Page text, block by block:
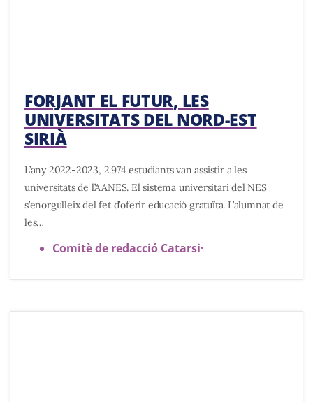
FORJANT EL FUTUR, LES
UNIVERSITATS DEL NORD-EST
SIRIÀ
L’any 2022-2023, 2.974 estudiants van assistir a les
universitats de l’AANES. El sistema universitari del NES
s’enorgulleix del fet d’oferir educació gratuïta. L’alumnat de
les…
Comitè de redacció Catarsi·